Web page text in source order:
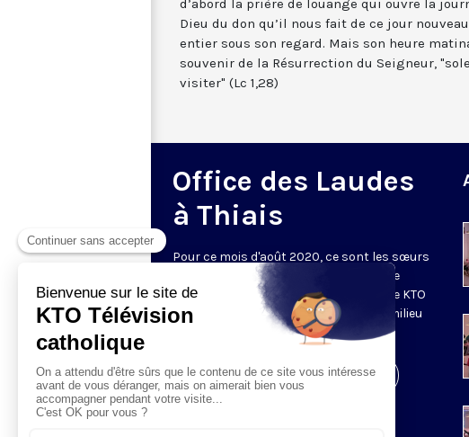
d’abord la prière de louange qui ouvre la
Dieu du don qu’il nous fait de ce jour
entier sous son regard. Mais son heure
souvenir de la Résurrection du Seigneur,
visiter" (Lc 1,28)
Office des Laudes
à Thiais
Pour ce mois d'août 2020, ce sont les sœurs
de la communauté des Annonciades de
Thiais (94), qui accueille les caméras de KTO
pour les laudes à 07h00 et l'office du milieu
du jour à 11h45 (et non plus à 12h30).
Visiter la page de l'émission